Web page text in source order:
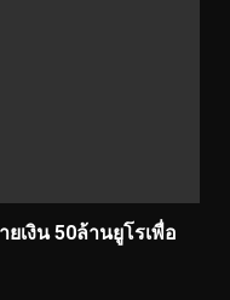
เงิน 50ล้านยูโรเพื่อ